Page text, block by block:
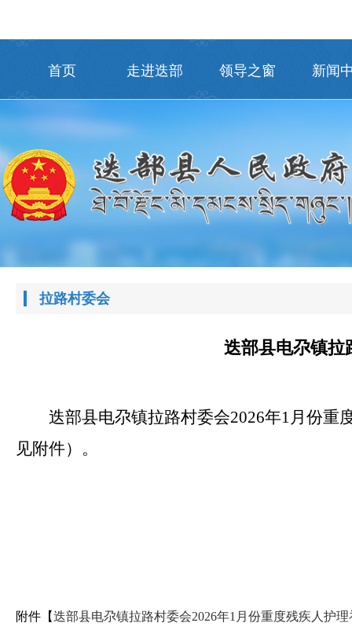
首页 走进迭部 领导之窗 新闻
拉路村委会
迭部县电尕镇拉
迭部县电尕镇拉路村委会2026年1月份重
见附件）。
附件【迭部县电尕镇拉路村委会2026年1月份重度残疾人护